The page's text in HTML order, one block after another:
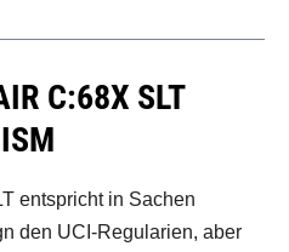
C:68X SLT
entspricht in Sachen
den UCI-Regularien, aber